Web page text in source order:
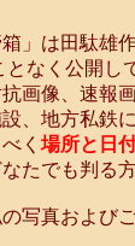
箱」は田駄雄
となく公開し
画像、速報
、地方私鉄
く 場所と日
たでも判る
写真および